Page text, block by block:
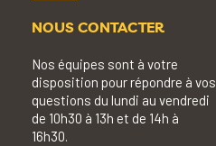
NOUS CONTACTER
Nos équipes sont à votre
disposition pour répondre à vos
questions du lundi au vendredi
de 10h30 à 13h et de 14h à
16h30.